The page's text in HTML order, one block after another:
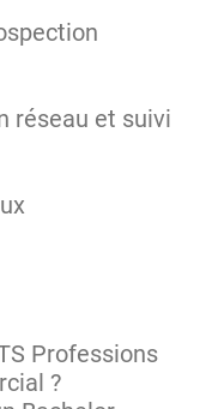
réseau et suivi
Professions
?